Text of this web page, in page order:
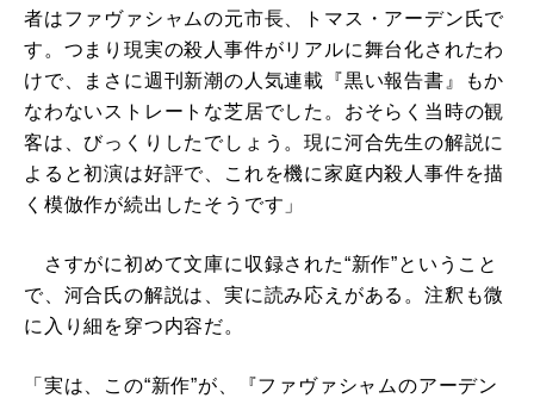
者はファヴァシャムの元市長、トマス・アーデン氏で
す。つまり現実の殺人事件がリアルに舞台化されたわ
けで、まさに週刊新潮の人気連載『黒い報告書』もか
なわないストレートな芝居でした。おそらく当時の観
客は、びっくりしたでしょう。現に河合先生の解説に
よると初演は好評で、これを機に家庭内殺人事件を描
く模倣作が続出したそうです」
さすがに初めて文庫に収録された“新作”ということ
で、河合氏の解説は、実に読み応えがある。注釈も微
に入り細を穿つ内容だ。
「実は、この“新作”が、『ファヴァシャムのアーデン